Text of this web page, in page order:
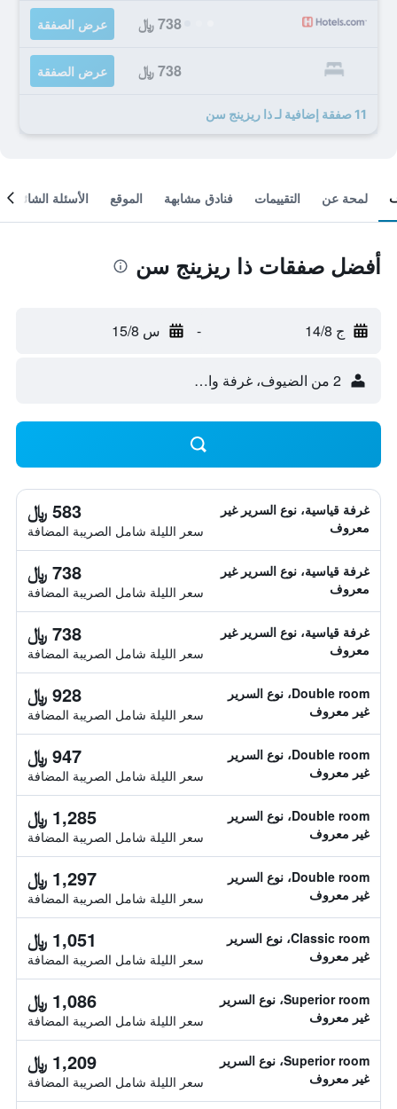
738 ﷼ عرض الصفقة
738 ﷼ عرض الصفقة
11 صفقة إضافية لـ ذا ريزينج سن
لمحة عن التقييمات فنادق مشابهة الموقع الأسئلة الشائعة
أفضل صفقات ذا ريزينج سن
ج 14/8 - س 15/8
2 من الضيوف، غرفة واحدة
غرفة قياسية، نوع السرير غير
معروف
583 ﷼
سعر الليلة شامل الصريبة المضافة
غرفة قياسية، نوع السرير غير
معروف
738 ﷼
سعر الليلة شامل الصريبة المضافة
غرفة قياسية، نوع السرير غير
معروف
738 ﷼
سعر الليلة شامل الصريبة المضافة
Double room، نوع السرير
غير معروف
928 ﷼
سعر الليلة شامل الصريبة المضافة
Double room، نوع السرير
غير معروف
947 ﷼
سعر الليلة شامل الصريبة المضافة
Double room، نوع السرير
غير معروف
1,285 ﷼
سعر الليلة شامل الصريبة المضافة
Double room، نوع السرير
غير معروف
1,297 ﷼
سعر الليلة شامل الصريبة المضافة
Classic room، نوع السرير
غير معروف
1,051 ﷼
سعر الليلة شامل الصريبة المضافة
Superior room، نوع السرير
غير معروف
1,086 ﷼
سعر الليلة شامل الصريبة المضافة
Superior room، نوع السرير
غير معروف
1,209 ﷼
سعر الليلة شامل الصريبة المضافة